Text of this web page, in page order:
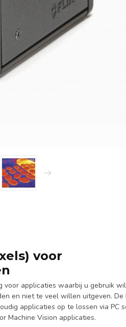
voor
voor applicaties waarbij u gebruik
en niet te veel willen uitgeven. De
applicaties op te lossen via PC
Machine Vision applicaties.